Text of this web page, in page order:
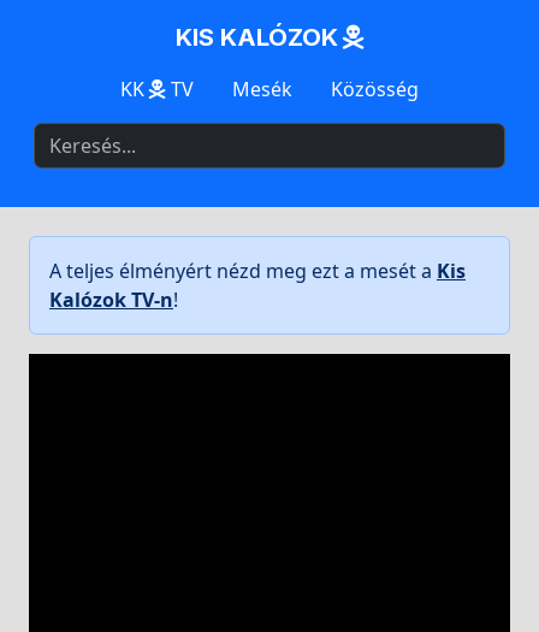
KIS KALÓZOK
KK TV Mesék Közösség
A teljes élményért nézd meg ezt a mesét a Kis
Kalózok TV-n!